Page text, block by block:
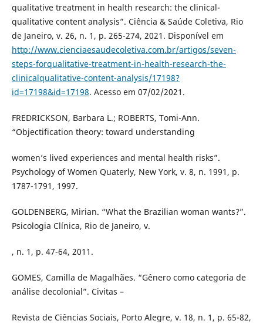
qualitative treatment in health research: the clinical-
qualitative content analysis”. Ciência & Saúde Coletiva, Rio
de Janeiro, v. 26, n. 1, p. 265-274, 2021. Disponível em
http://www.cienciaesaudecoletiva.com.br/artigos/seven-
steps-forqualitative-treatment-in-health-research-the-
clinicalqualitative-content-analysis/17198?
id=17198&id=17198. Acesso em 07/02/2021.
FREDRICKSON, Barbara L.; ROBERTS, Tomi-Ann.
“Objectification theory: toward understanding
women’s lived experiences and mental health risks”.
Psychology of Women Quaterly, New York, v. 8, n. 1991, p.
1787-1791, 1997.
GOLDENBERG, Mirian. “What the Brazilian woman wants?”.
Psicologia Clínica, Rio de Janeiro, v.
, n. 1, p. 47-64, 2011.
GOMES, Camilla de Magalhães. “Gênero como categoria de
análise decolonial”. Civitas –
Revista de Ciências Sociais, Porto Alegre, v. 18, n. 1, p. 65-82,